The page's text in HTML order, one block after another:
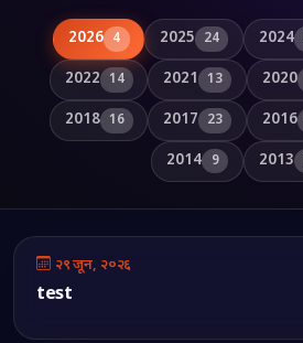
2026 4 2025 24 2024
2022 14 2021 13 2020
2018 16 2017 23 2016
2014 9 2013
२९ जून, २०२६
test